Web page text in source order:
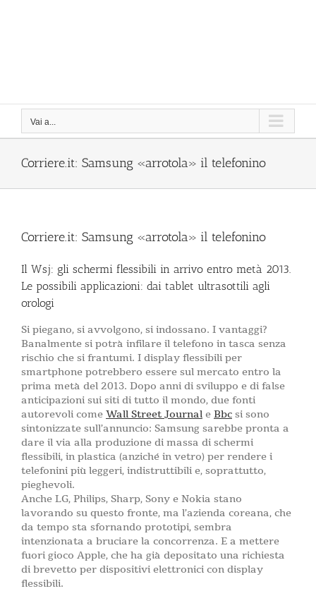
Vai a...
Corriere.it: Samsung «arrotola» il telefonino
Corriere.it: Samsung «arrotola» il telefonino
Il Wsj: gli schermi flessibili in arrivo entro metà 2013.
Le possibili applicazioni: dai tablet ultrasottili agli
orologi
Si piegano, si avvolgono, si indossano. I vantaggi?
Banalmente si potrà infilare il telefono in tasca senza
rischio che si frantumi. I display flessibili per
smartphone potrebbero essere sul mercato entro la
prima metà del 2013. Dopo anni di sviluppo e di false
anticipazioni sui siti di tutto il mondo, due fonti
autorevoli come Wall Street Journal e Bbc si sono
sintonizzate sull’annuncio: Samsung sarebbe pronta a
dare il via alla produzione di massa di schermi
flessibili, in plastica (anziché in vetro) per rendere i
telefonini più leggeri, indistruttibili e, soprattutto,
pieghevoli.
Anche LG, Philips, Sharp, Sony e Nokia stano
lavorando su questo fronte, ma l’azienda coreana, che
da tempo sta sfornando prototipi, sembra
intenzionata a bruciare la concorrenza. E a mettere
fuori gioco Apple, che ha già depositato una richiesta
di brevetto per dispositivi elettronici con display
flessibili.